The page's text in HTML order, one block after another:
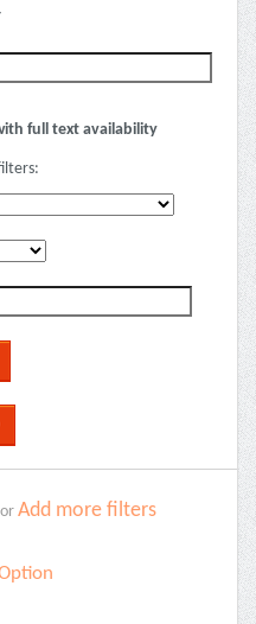
full text availability
or Add more filters